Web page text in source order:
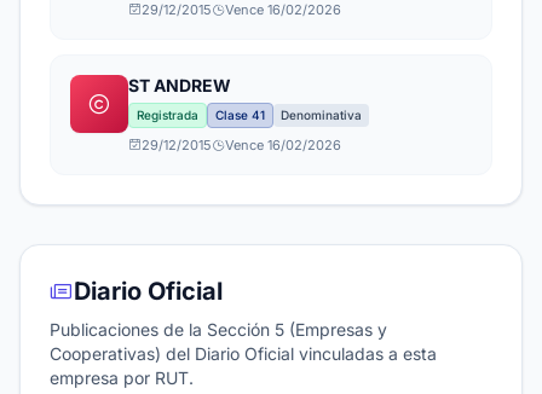
29/12/2015 Vence 16/02/2026
ST ANDREW
Registrada Clase 41 Denominativa
29/12/2015 Vence 16/02/2026
Diario Oficial
Publicaciones de la Sección 5 (Empresas y
Cooperativas) del Diario Oficial vinculadas a esta
empresa por RUT.